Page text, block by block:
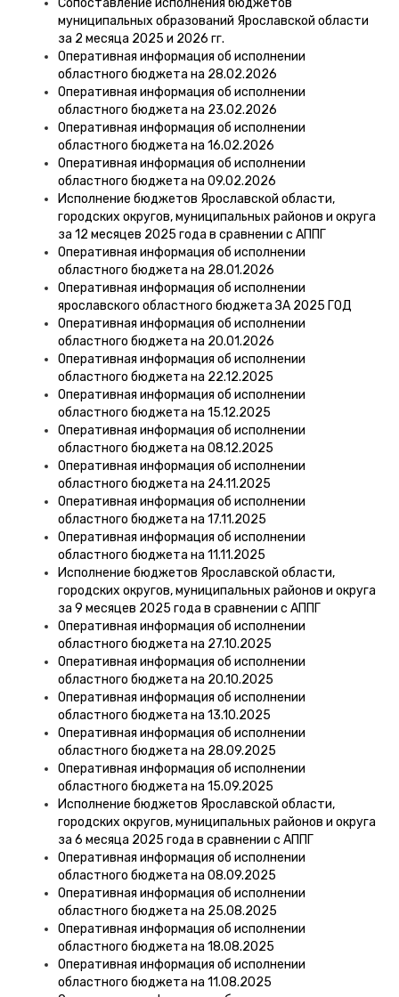
Сопоставление исполнения бюджетов
муниципальных образований Ярославской области
за 2 месяца 2025 и 2026 гг.
Оперативная информация об исполнении
областного бюджета на 28.02.2026
Оперативная информация об исполнении
областного бюджета на 23.02.2026
Оперативная информация об исполнении
областного бюджета на 16.02.2026
Оперативная информация об исполнении
областного бюджета на 09.02.2026
Исполнение бюджетов Ярославской области,
городских округов, муниципальных районов и округа
за 12 месяцев 2025 года в сравнении с АППГ
Оперативная информация об исполнении
областного бюджета на 28.01.2026
Оперативная информация об исполнении
ярославского областного бюджета ЗА 2025 ГОД
Оперативная информация об исполнении
областного бюджета на 20.01.2026
Оперативная информация об исполнении
областного бюджета на 22.12.2025
Оперативная информация об исполнении
областного бюджета на 15.12.2025
Оперативная информация об исполнении
областного бюджета на 08.12.2025
Оперативная информация об исполнении
областного бюджета на 24.11.2025
Оперативная информация об исполнении
областного бюджета на 17.11.2025
Оперативная информация об исполнении
областного бюджета на 11.11.2025
Исполнение бюджетов Ярославской области,
городских округов, муниципальных районов и округа
за 9 месяцев 2025 года в сравнении с АППГ
Оперативная информация об исполнении
областного бюджета на 27.10.2025
Оперативная информация об исполнении
областного бюджета на 20.10.2025
Оперативная информация об исполнении
областного бюджета на 13.10.2025
Оперативная информация об исполнении
областного бюджета на 28.09.2025
Оперативная информация об исполнении
областного бюджета на 15.09.2025
Исполнение бюджетов Ярославской области,
городских округов, муниципальных районов и округа
за 6 месяца 2025 года в сравнении с АППГ
Оперативная информация об исполнении
областного бюджета на 08.09.2025
Оперативная информация об исполнении
областного бюджета на 25.08.2025
Оперативная информация об исполнении
областного бюджета на 18.08.2025
Оперативная информация об исполнении
областного бюджета на 11.08.2025